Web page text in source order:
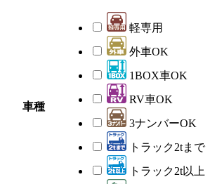
車種
軽専用
外車OK
1BOX車OK
RV車OK
3ナンバーOK
トラック2tまで
トラック2t以上